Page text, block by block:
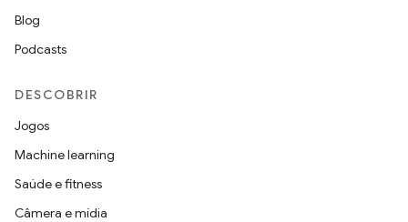
Blog
Podcasts
DESCOBRIR
Jogos
Machine learning
Saúde e fitness
Câmera e mídia